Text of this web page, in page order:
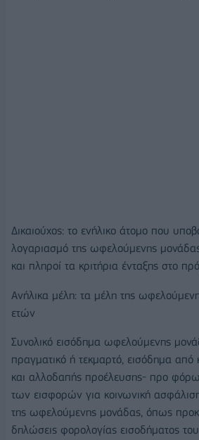
Δικαιούχος: το ενήλικο άτομο που
λογαριασμό της ωφελούμενης
και πληροί τα κριτήρια ένταξης στο
Ανήλικα μέλη: τα μέλη της
ετών
Συνολικό εισόδημα ωφελούμενης
πραγματικό ή τεκμαρτό, εισόδημα
και αλλοδαπής προέλευσης- προ
των εισφορών για κοινωνική
της ωφελούμενης μονάδας, όπως
δηλώσεις φορολογίας εισοδήματος